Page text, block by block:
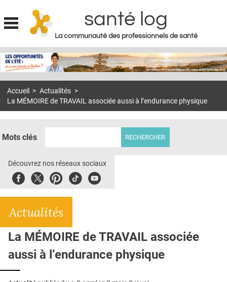
Jump to navigation
santé log
La communauté des professionnels de santé
MON COMPTE
S'ABONNER À LA REVUE SOIN À DOMICILE
DOSSIERS
E-REVUE SAD
L'APP
QUI SOMMES-NOUS ?
PUBLICITÉ
CONDITIONS GÉNÉRALES
Accueil > Actualités >
La MÉMOIRE de TRAVAIL associée aussi à l’endurance physique
Mots clés
Découvrez nos réseaux sociaux
FacebookTwitterPinterest
TiktokYoubute
Actualités
La MÉMOIRE de TRAVAIL associée
aussi à l’endurance physique